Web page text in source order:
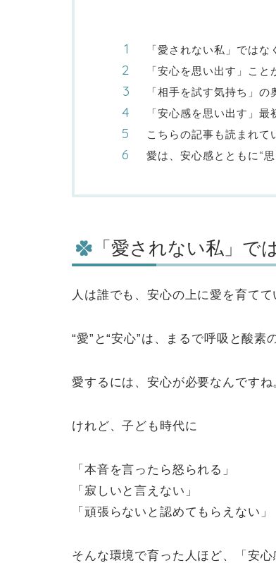
「愛されない私」では
「安心を思い出す」こと
「相手を試す気持ち」
「安心感を思い出す」最
こちらの記事も読まれて
愛は、安心感とともに“
「愛されない私」で
人は誰でも、安心の上に愛を育てて
“愛”と“安心”は、まるで呼吸と酸素
愛するには、安心が必要なんですね
けれど、子ども時代に
「本音を言ったら怒られる」
「寂しいと言えない」
「頑張らないと認めてもらえない」
そんな環境で育った人ほど、「安